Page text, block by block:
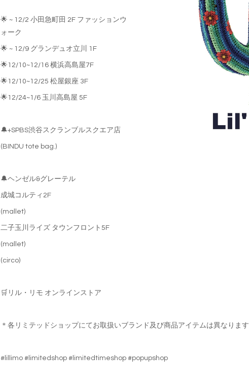
🌟 ~ 12/2 小田急町田 2F ファッションウ
ォーク
🌟 ~ 12/9 グランデュオ立川 1F
🌟12/10~12/16 横浜高島屋7F
🌟12/10~12/25 松屋銀座 3F
🌟12/24~1/6 玉川高島屋 5F
🔔+SPBS渋谷スクランブルスクエア店
(BINDU tote bag.)
🔔ヘンゼル&グレーテル
成城コルティ2F
(mallet)
二子玉川ライズ タウンフロント5F
(mallet)
(circo)
🛒リル・リモ オンラインストア
＊各リミテッドショップにてお取扱いブランド及び商品アイテムは異なります
#lillimo #limitedshop #limitedtimeshop #popupshop